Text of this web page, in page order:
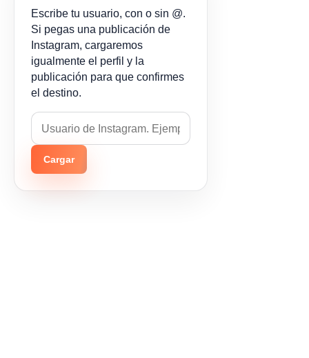
Escribe tu usuario, con o sin @.
Si pegas una publicación de
Instagram, cargaremos
igualmente el perfil y la
publicación para que confirmes
el destino.
Cargar